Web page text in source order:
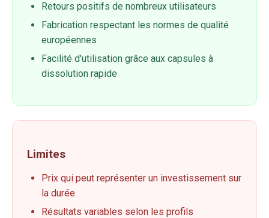
Retours positifs de nombreux utilisateurs
Fabrication respectant les normes de qualité
européennes
Facilité d'utilisation grâce aux capsules à
dissolution rapide
Limites
Prix qui peut représenter un investissement sur
la durée
Résultats variables selon les profils